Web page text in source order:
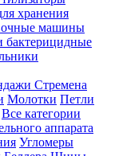
хранения
машины
бактерицидные
Стремена
Молотки Петли
Все категории
аппарата
Угломеры